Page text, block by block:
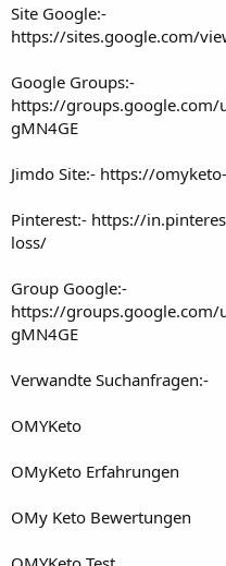
Site Google:-
https://sites.google.com/
Google Groups:-
https://
gMN4GE
Jimdo Site:- https://
Pinterest:- https://
loss/
Group Google:-
https://
gMN4GE
Verwandte Suchanfragen:-
OMYKeto
OMyKeto Erfahrungen
OMy Keto Bewertungen